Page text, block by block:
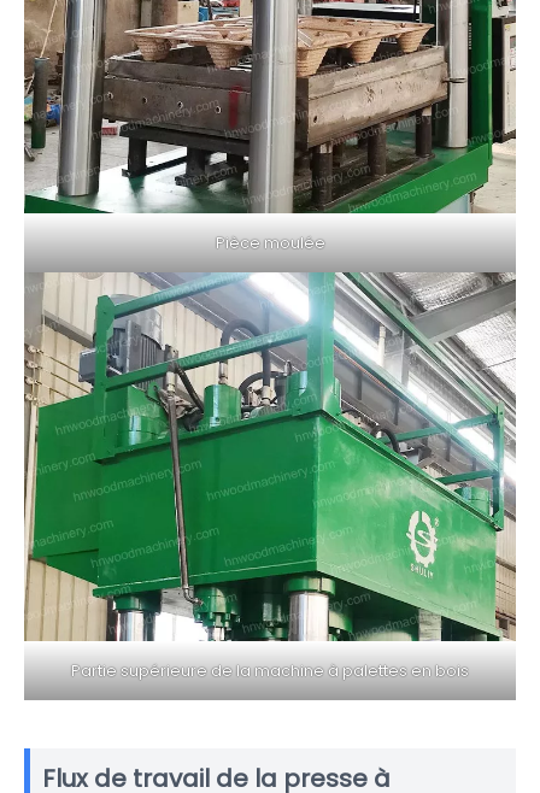
Pièce moulée
Partie supérieure de la machine à palettes en bois
Flux de travail de la presse à